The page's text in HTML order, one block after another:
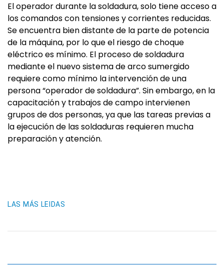
El operador durante la soldadura, solo tiene acceso a
los comandos con tensiones y corrientes reducidas.
Se encuentra bien distante de la parte de potencia
de la máquina, por lo que el riesgo de choque
eléctrico es mínimo. El proceso de soldadura
mediante el nuevo sistema de arco sumergido
requiere como mínimo la intervención de una
persona “operador de soldadura”. Sin embargo, en la
capacitación y trabajos de campo intervienen
grupos de dos personas, ya que las tareas previas a
la ejecución de las soldaduras requieren mucha
preparación y atención.
LAS MÁS LEIDAS